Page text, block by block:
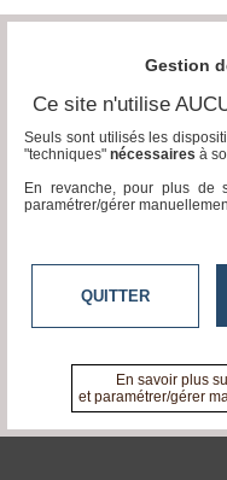
Blogs
Prémium
Inscription
annuaire
Gestion
Ce site n'utilise
Seuls sont utilisés les
"techniques" nécessaires à
En revanche, pour plus de
paramétrer/gérer
QUITTER
En savoir plus
et paramétrer/gérer